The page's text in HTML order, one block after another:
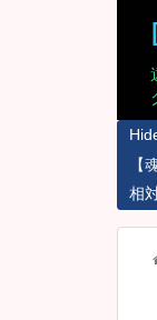
【
相